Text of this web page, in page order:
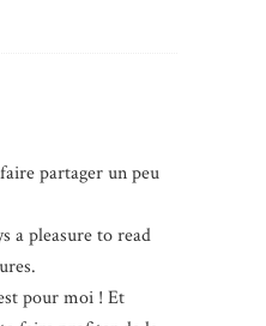
partager un peu
a pleasure to read
pour moi ! Et